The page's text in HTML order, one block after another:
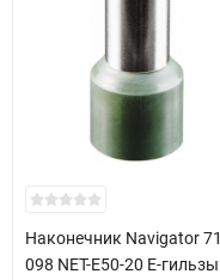
Наконечник Navigator 71
098 NET-E50-20 Е-гильзы